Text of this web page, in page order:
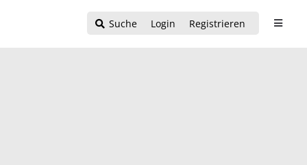
Login Registrieren
Suche